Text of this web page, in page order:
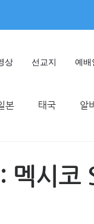
상 선교지 예배
본 태국 알
시코